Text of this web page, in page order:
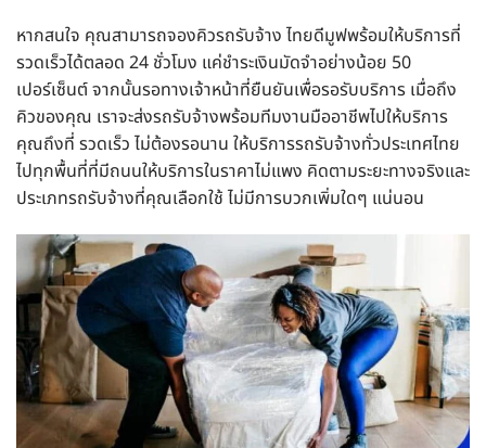
หากสนใจ คุณสามารถจองคิวรถรับจ้าง ไทยดีมูฟพร้อมให้บริการที่
รวดเร็วได้ตลอด 24 ชั่วโมง แค่ชำระเงินมัดจำอย่างน้อย 50
เปอร์เซ็นต์ จากนั้นรอทางเจ้าหน้าที่ยืนยันเพื่อรอรับบริการ เมื่อถึง
คิวของคุณ เราจะส่งรถรับจ้างพร้อมทีมงานมืออาชีพไปให้บริการ
คุณถึงที่ รวดเร็ว ไม่ต้องรอนาน ให้บริการรถรับจ้างทั่วประเทศไทย
ไปทุกพื้นที่ที่มีถนนให้บริการในราคาไม่แพง คิดตามระยะทางจริงและ
ประเภทรถรับจ้างที่คุณเลือกใช้ ไม่มีการบวกเพิ่มใดๆ แน่นอน